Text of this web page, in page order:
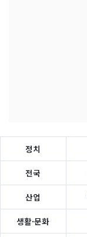
정치
전국
산업
생활·문화